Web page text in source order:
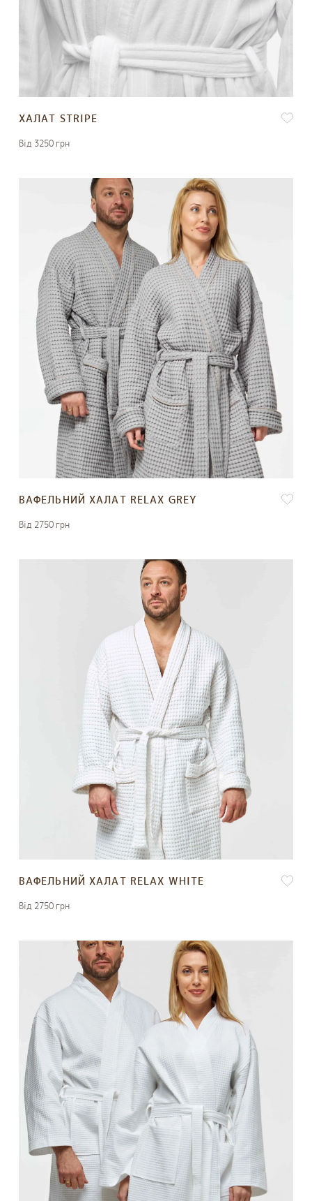
ХАЛАТ STRIPE
Вiд 3250 грн
ВАФЕЛЬНИЙ ХАЛАТ RELAX GREY
Вiд 2750 грн
ВАФЕЛЬНИЙ ХАЛАТ RELAX WHITE
Вiд 2750 грн